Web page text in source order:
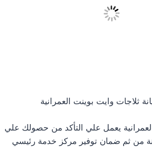
ثلاجات وايت بوينت العمرانية
يعمل علي التأكد من حصولك علي
من ثم ضمان توفير مركز خدمة رئيسي